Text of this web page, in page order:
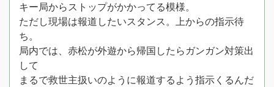
キー局からストップがかかってる模様。
ただし現場は報道したいスタンス。上からの指示待
ち。
局内では、赤松が外遊から帰国したらガンガン対策出
して
まるで救世主扱いのように報道するよう指示くるんだ